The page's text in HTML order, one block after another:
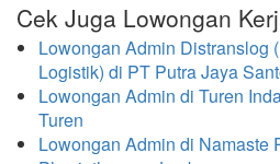
Cek Juga Lowongan
Lowongan Admin Distranslog
Logistik) di PT Putra Jaya
Lowongan Admin di Turen
Turen
Lowongan Admin di Namaste